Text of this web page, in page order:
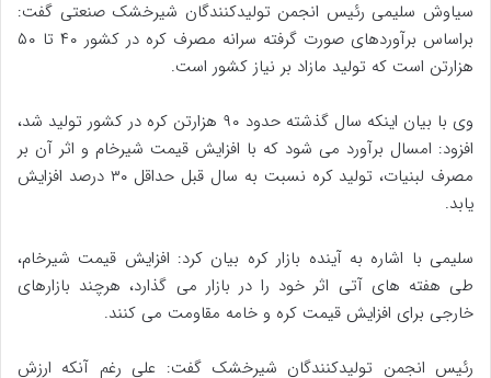
سیاوش سلیمی رئیس انجمن تولیدکنندگان شیرخشک صنعتی گفت:
براساس برآوردهای صورت گرفته سرانه مصرف کره در کشور ۴۰ تا ۵۰
هزارتن است که تولید مازاد بر نیاز کشور است.
وی با بیان اینکه سال گذشته حدود ۹۰ هزارتن کره در کشور تولید شد،
افزود: امسال برآورد می شود که با افزایش قیمت شیرخام و اثر آن بر
مصرف لبنیات، تولید کره نسبت به سال قبل حداقل ۳۰ درصد افزایش
یابد.
سلیمی با اشاره به آینده بازار کره بیان کرد: افزایش قیمت شیرخام،
طی هفته های آتی اثر خود را در بازار می گذارد، هرچند بازارهای
خارجی برای افزایش قیمت کره و خامه مقاومت می کنند.
رئیس انجمن تولیدکنندگان شیرخشک گفت: علی رغم آنکه ارزش